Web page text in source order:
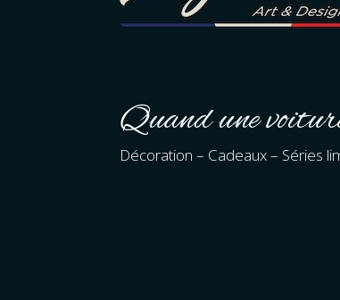
Quand une
Décoration – Cadeaux – Séries